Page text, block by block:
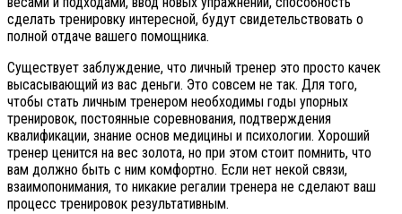
сделать тренировку интересной, будут свидетельствовать о
полной отдаче вашего помощника.
Существует заблуждение, что личный тренер это просто качек
высасывающий из вас деньги. Это совсем не так. Для того,
чтобы стать личным тренером необходимы годы упорных
тренировок, постоянные соревнования, подтверждения
квалификации, знание основ медицины и психологии. Хороший
тренер ценится на вес золота, но при этом стоит помнить, что
вам должно быть с ним комфортно. Если нет некой связи,
взаимопонимания, то никакие регалии тренера не сделают ваш
процесс тренировок результативным.